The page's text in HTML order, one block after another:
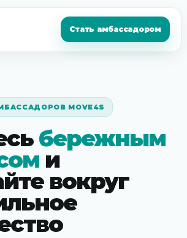
Стать амбассадором
MOVE4S
бережным
и
вокруг